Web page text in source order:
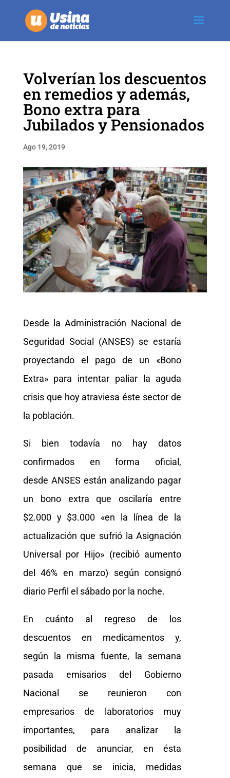
Volverían los descuentos
en remedios y además,
Bono extra para
Jubilados y Pensionados
Ago 19, 2019
Desde la Administración Nacional de
Seguridad Social (ANSES) se estaría
proyectando el pago de un «Bono
Extra» para intentar paliar la aguda
crisis que hoy atraviesa éste sector de
la población.
Si bien todavía no hay datos
confirmados en forma oficial,
desde ANSES están analizando pagar
un bono extra que oscilaría entre
$2.000 y $3.000 «en la línea de la
actualización que sufrió la Asignación
Universal por Hijo» (recibió aumento
del 46% en marzo) según consignó
diario Perfil el sábado por la noche.
En cuánto al regreso de los
descuentos en medicamentos y,
según la misma fuente, la semana
pasada emisarios del Gobierno
Nacional se reunieron con
empresarios de laboratorios muy
importantes, para analizar la
posibilidad de anunciar, en ésta
semana que se inicia, medidas